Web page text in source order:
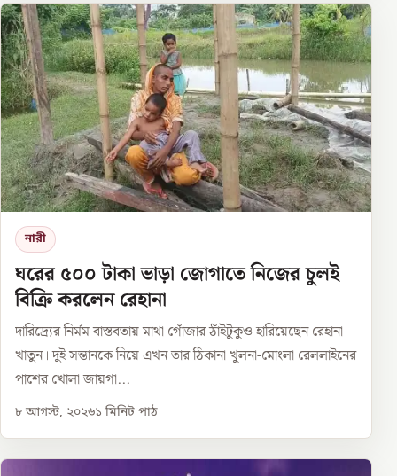
নারী
ঘরের ৫০০ টাকা ভাড়া জোগাতে নিজের চুলই
বিক্রি করলেন রেহানা
দারিদ্র্যের নির্মম বাস্তবতায় মাথা গোঁজার ঠাঁইটুকুও হারিয়েছেন রেহানা
খাতুন। দুই সন্তানকে নিয়ে এখন তার ঠিকানা খুলনা-মোংলা রেললাইনের
পাশের খোলা জায়গা...
৮ আগস্ট, ২০২৬১ মিনিট পাঠ